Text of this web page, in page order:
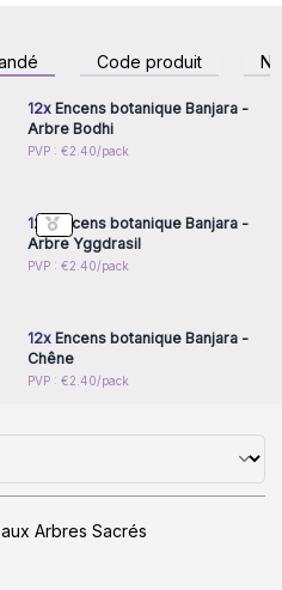
Code produit
inscrivez-vous pour
accéder aux prix de gros
12xEncens botanique Banjara -
Arbre Bodhi
PVP : €2.40/pack
Connectez-vous ou
12xEncens botanique Banjara -
Arbre Yggdrasil
PVP : €2.40/pack
Connectez-vous ou
12xEncens botanique Banjara -
Chêne
PVP : €2.40/pack